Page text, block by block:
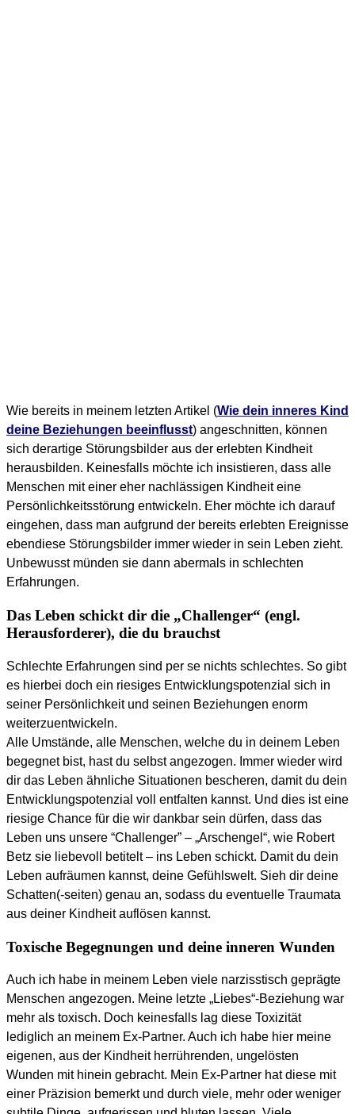
Wie bereits in meinem letzten Artikel (Wie dein inneres Kind
deine Beziehungen beeinflusst) angeschnitten, können
sich derartige Störungsbilder aus der erlebten Kindheit
herausbilden. Keinesfalls möchte ich insistieren, dass alle
Menschen mit einer eher nachlässigen Kindheit eine
Persönlichkeitsstörung entwickeln. Eher möchte ich darauf
eingehen, dass man aufgrund der bereits erlebten Ereignisse
ebendiese Störungsbilder immer wieder in sein Leben zieht.
Unbewusst münden sie dann abermals in schlechten
Erfahrungen.
Das Leben schickt dir die „Challenger“ (engl.
Herausforderer), die du brauchst
Schlechte Erfahrungen sind per se nichts schlechtes. So gibt
es hierbei doch ein riesiges Entwicklungspotenzial sich in
seiner Persönlichkeit und seinen Beziehungen enorm
weiterzuentwickeln.
Alle Umstände, alle Menschen, welche du in deinem Leben
begegnet bist, hast du selbst angezogen. Immer wieder wird
dir das Leben ähnliche Situationen bescheren, damit du dein
Entwicklungspotenzial voll entfalten kannst. Und dies ist eine
riesige Chance für die wir dankbar sein dürfen, dass das
Leben uns unsere “Challenger” – „Arschengel“, wie Robert
Betz sie liebevoll betitelt – ins Leben schickt. Damit du dein
Leben aufräumen kannst, deine Gefühlswelt. Sieh dir deine
Schatten(-seiten) genau an, sodass du eventuelle Traumata
aus deiner Kindheit auflösen kannst.
Toxische Begegnungen und deine inneren Wunden
Auch ich habe in meinem Leben viele narzisstisch geprägte
Menschen angezogen. Meine letzte „Liebes“-Beziehung war
mehr als toxisch. Doch keinesfalls lag diese Toxizität
lediglich an meinem Ex-Partner. Auch ich habe hier meine
eigenen, aus der Kindheit herrührenden, ungelösten
Wunden mit hinein gebracht. Mein Ex-Partner hat diese mit
einer Präzision bemerkt und durch viele, mehr oder weniger